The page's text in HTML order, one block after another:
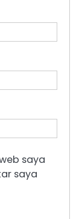
saya
saya